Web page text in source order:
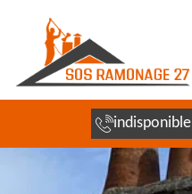
indisponible